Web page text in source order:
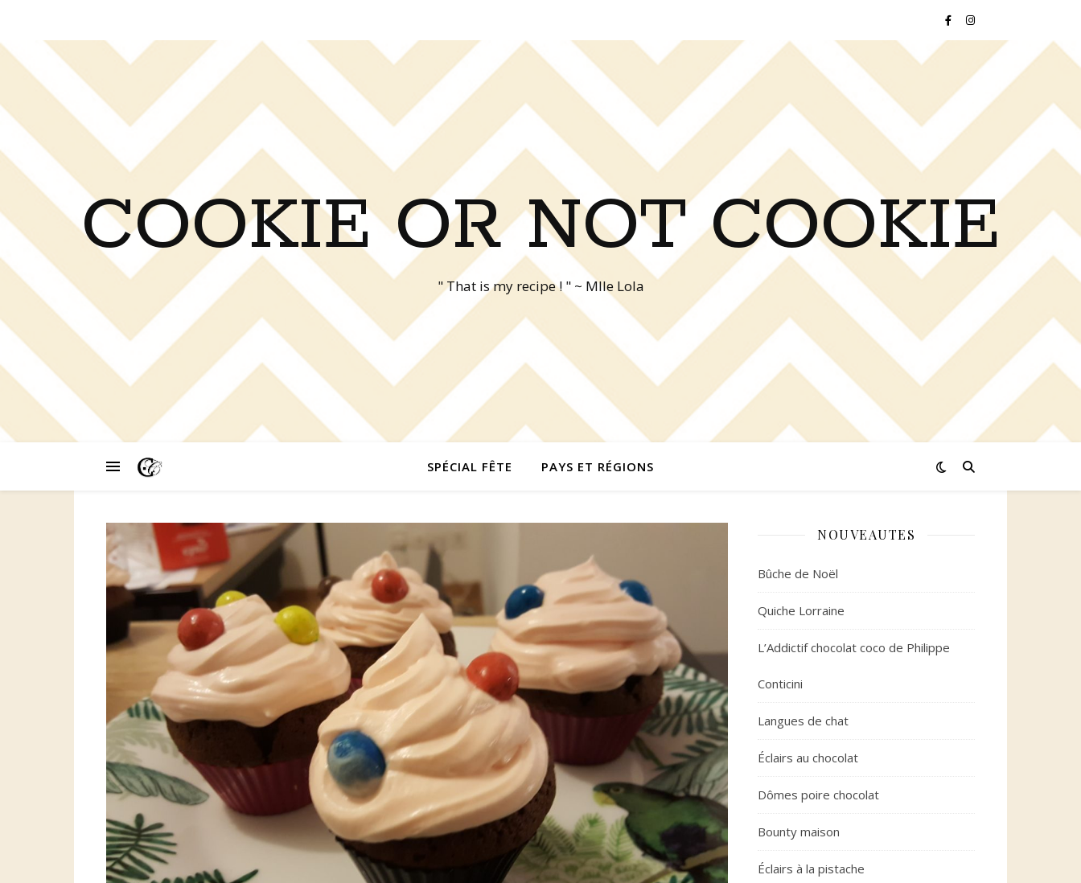
COOKIE OR NOT COOKIE
" That is my recipe ! " ~ Mlle Lola
SPÉCIAL FÊTE PAYS ET RÉGIONS
NOUVEAUTES
Bûche de Noël
Quiche Lorraine
L’Addictif chocolat coco de Philippe
Conticini
Langues de chat
Éclairs au chocolat
Dômes poire chocolat
Bounty maison
Éclairs à la pistache